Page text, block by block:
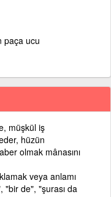
paça ucu
müşkül iş
hüzün
olmak mânasını
veya anlamı
de", "şurası da